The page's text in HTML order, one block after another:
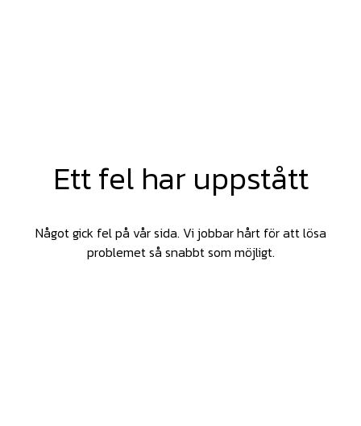
Ett fel har uppstått
Något gick fel på vår sida. Vi jobbar hårt för att lösa
problemet så snabbt som möjligt.